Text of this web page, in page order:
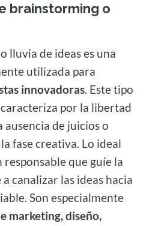
brainstorming o
lluvia de ideas es una
utilizada para
innovadoras. Este tipo
por la libertad
ausencia de juicios o
fase creativa. Lo ideal
responsable que guíe la
canalizar las ideas hacia
Son especialmente
marketing, diseño,